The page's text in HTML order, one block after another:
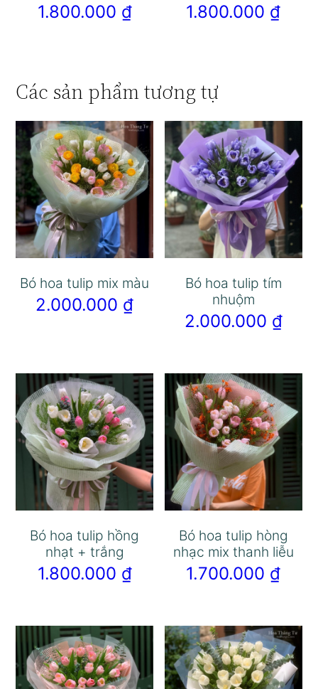
1.800.000 ₫ 1.800.000 ₫
Các sản phẩm tương tự
Bó hoa tulip mix màu
2.000.000 ₫
Bó hoa tulip tím
nhuộm
2.000.000 ₫
Bó hoa tulip hồng
nhạt + trắng
1.800.000 ₫
Bó hoa tulip hòng
nhạc mix thanh liễu
1.700.000 ₫